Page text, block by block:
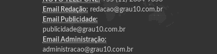
Email Redação: redacao@grau10.com.br
Email Publicidade:
publicidade@grau10.com.br
Email Administração:
administracao@grau10.com.br